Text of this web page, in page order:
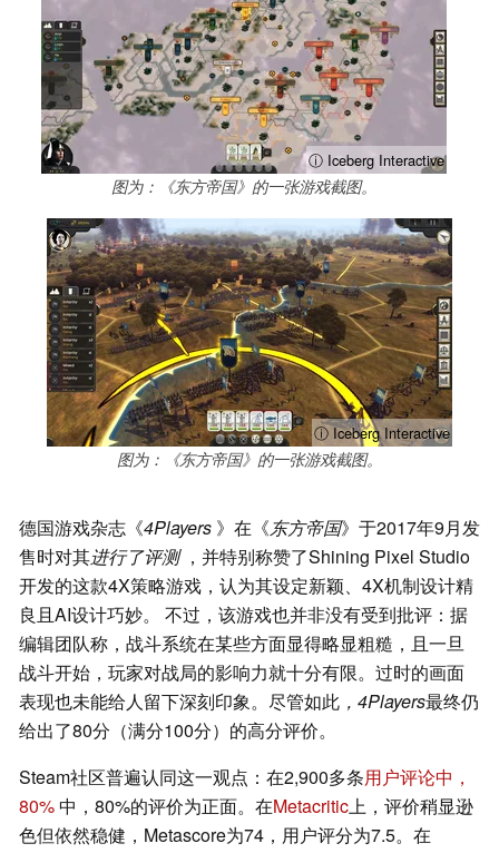
ⓘ Iceberg Interactive
图为：《东方帝国》的一张游戏截图。
ⓘ Iceberg Interactive
图为：《东方帝国》的一张游戏截图。
德国游戏杂志《4Players 》在《东方帝国》于2017年9月发
售时对其进行了评测 ，并特别称赞了Shining Pixel Studio
开发的这款4X策略游戏，认为其设定新颖、4X机制设计精
良且AI设计巧妙。 不过，该游戏也并非没有受到批评：据
编辑团队称，战斗系统在某些方面显得略显粗糙，且一旦
战斗开始，玩家对战局的影响力就十分有限。过时的画面
表现也未能给人留下深刻印象。尽管如此 ，4Players最终仍
给出了80分（满分100分）的高分评价。
Steam社区普遍认同这一观点：在2,900多条用户评论中，
80%中，80%的评价为正面。在Metacritic上，评价稍显逊
色但依然稳健，Metascore为74，用户评分为7.5。在